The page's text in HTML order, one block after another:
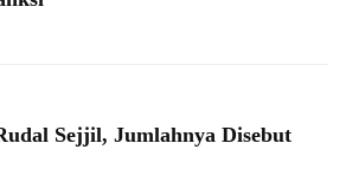
Sejjil, Jumlahnya Disebut